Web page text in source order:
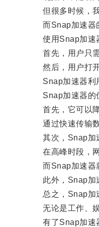
但很多时候，我
而Snap加速器的
使用Snap加速
首先，用户只需
然后，用户打开
Snap加速器利用
Snap加速器的
首先，它可以降
通过快速传输数
其次，Snap加速
在高峰时段，网
而Snap加速器就
此外，Snap加速
总之，Snap加速
无论是工作、娱
有了Snap加速器